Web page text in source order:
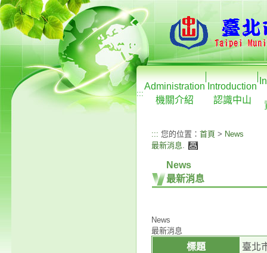
:::
Administration
機關介紹
Introduction
認識中山
::: 您的位置： 首頁 > News
最新消息.
News
最新消息
News
最新消息
標題
臺北